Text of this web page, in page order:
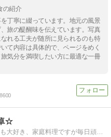
の紹介
丁寧に綴っています。地元の風景
旅の醍醐味を伝えています。写真
れる工夫が随所に見られるのも特
て内容は具体的で、ページをめく
気分を満喫したい方に最適な一冊
8600
☆
食べる事もお酒も大好き、旅行も大好き、家庭料理ですが毎日頑張っています。